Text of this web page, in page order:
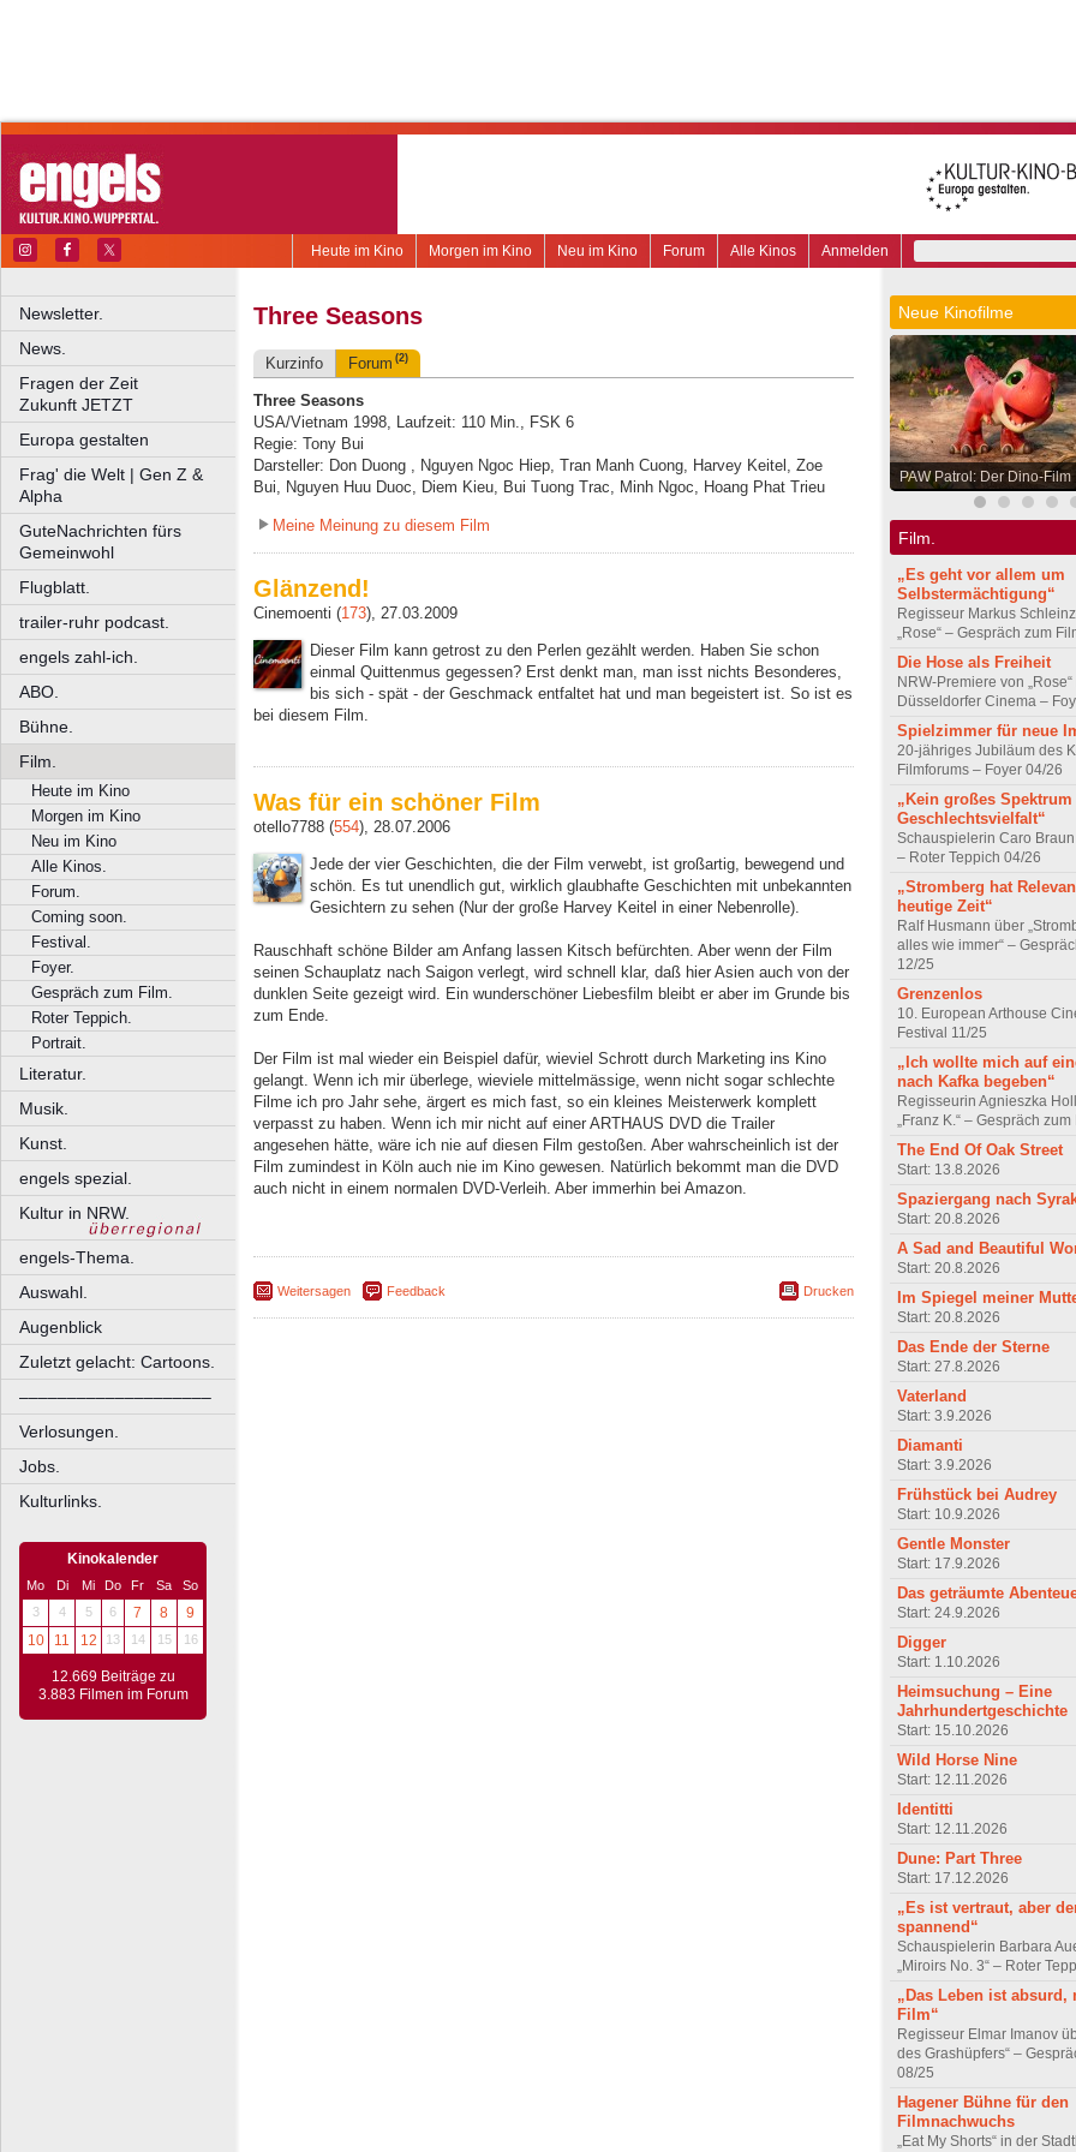
Anmelden
Alle Kinos
Forum
Neu im Kino
Morgen im Kino
Heute im Kino
Newsletter.
News.
Fragen der Zeit
Zukunft JETZT
Europa gestalten
Frag' die Welt | Gen Z &
Alpha
GuteNachrichten fürs
Gemeinwohl
Flugblatt.
trailer-ruhr podcast.
engels zahl-ich.
ABO.
Bühne.
Film.
Heute im Kino
Morgen im Kino
Neu im Kino
Alle Kinos.
Forum.
Coming soon.
Festival.
Foyer.
Gespräch zum Film.
Roter Teppich.
Portrait.
Literatur.
Musik.
Kunst.
engels spezial.
Kultur in NRW.
engels-Thema.
Auswahl.
Augenblick
Zuletzt gelacht: Cartoons.
––––––––––––––––––––
Verlosungen.
Jobs.
Kulturlinks.
Kinokalender
Mo Di Mi Do Fr Sa
So
3
4 5 6 7 8
9
10
11 12 13 14 15 16
12.669 Beiträge zu
3.883 Filmen im Forum
Three Seasons
Kurzinfo Forum (2)
Three Seasons
USA/Vietnam 1998, Laufzeit: 110 Min., FSK 6
Regie: Tony Bui
Darsteller: Don Duong , Nguyen Ngoc Hiep, Tran Manh Cuong, Harvey Keitel, Zoe
Bui, Nguyen Huu Duoc, Diem Kieu, Bui Tuong Trac, Minh Ngoc, Hoang Phat Trieu
Meine Meinung zu diesem Film
Glänzend!
Cinemoenti (173), 27.03.2009
Dieser Film kann getrost zu den Perlen gezählt werden. Haben Sie schon
einmal Quittenmus gegessen? Erst denkt man, man isst nichts Besonderes,
bis sich - spät - der Geschmack entfaltet hat und man begeistert ist. So ist es
bei diesem Film.
Was für ein schöner Film
otello7788 (554), 28.07.2006
Jede der vier Geschichten, die der Film verwebt, ist großartig, bewegend und
schön. Es tut unendlich gut, wirklich glaubhafte Geschichten mit unbekannten
Gesichtern zu sehen (Nur der große Harvey Keitel in einer Nebenrolle).
Rauschhaft schöne Bilder am Anfang lassen Kitsch befürchten. Aber wenn der Film
seinen Schauplatz nach Saigon verlegt, wird schnell klar, daß hier Asien auch von der
dunklen Seite gezeigt wird. Ein wunderschöner Liebesfilm bleibt er aber im Grunde bis
zum Ende.
Der Film ist mal wieder ein Beispiel dafür, wieviel Schrott durch Marketing ins Kino
gelangt. Wenn ich mir überlege, wieviele mittelmässige, wenn nicht sogar schlechte
Filme ich pro Jahr sehe, ärgert es mich fast, so ein kleines Meisterwerk komplett
verpasst zu haben. Wenn ich mir nicht auf einer ARTHAUS DVD die Trailer
angesehen hätte, wäre ich nie auf diesen Film gestoßen. Aber wahrscheinlich ist der
Film zumindest in Köln auch nie im Kino gewesen. Natürlich bekommt man die DVD
auch nicht in einem normalen DVD-Verleih. Aber immerhin bei Amazon.
Weitersagen Feedback Drucken
Neue Kinofilme
PAW Patrol: Der Dino-Film
Film.
„Es geht vor allem um
Selbstermächtigung“
Regisseur Markus
„Rose“ – Gespräch zum
Die Hose als Freiheit
NRW-Premiere von „Rose“
Düsseldorfer Cinema –
Spielzimmer für neue
20-jähriges Jubiläum des
Filmforums – Foyer 04/26
„Kein großes Spektrum
Geschlechtsvielfalt“
Schauspielerin Caro Braun
– Roter Teppich 04/26
„Stromberg hat
heutige Zeit“
Ralf Husmann über
alles wie immer“ –
12/25
Grenzenlos
10. European Arthouse
Festival 11/25
„Ich wollte mich auf
nach Kafka begeben“
Regisseurin Agnieszka
„Franz K.“ – Gespräch
The End Of Oak Street
Start: 13.8.2026
Spaziergang nach
Start: 20.8.2026
A Sad and Beautiful
Start: 20.8.2026
Im Spiegel meiner
Start: 20.8.2026
Das Ende der Sterne
Start: 27.8.2026
Vaterland
Start: 3.9.2026
Diamanti
Start: 3.9.2026
Frühstück bei Audrey
Start: 10.9.2026
Gentle Monster
Start: 17.9.2026
Das geträumte
Start: 24.9.2026
Digger
Start: 1.10.2026
Heimsuchung – Eine
Jahrhundertgeschichte
Start: 15.10.2026
Wild Horse Nine
Start: 12.11.2026
Identitti
Start: 12.11.2026
Dune: Part Three
Start: 17.12.2026
„Es ist vertraut, aber
spannend“
Schauspielerin Barbara
„Miroirs No. 3“ – Roter
„Das Leben ist absurd,
Film“
Regisseur Elmar Imanov
des Grashüpfers“ –
08/25
Hagener Bühne für den
Filmnachwuchs
„Eat My Shorts“ in der